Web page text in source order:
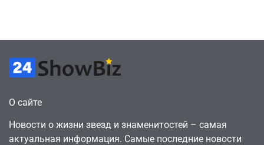
О сайте
Новости о жизни звезд и знаменитостей – самая
актуальная информация. Самые последние новости